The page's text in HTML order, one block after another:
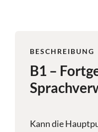
BESCHREIBUNG
B1 –
Kann die